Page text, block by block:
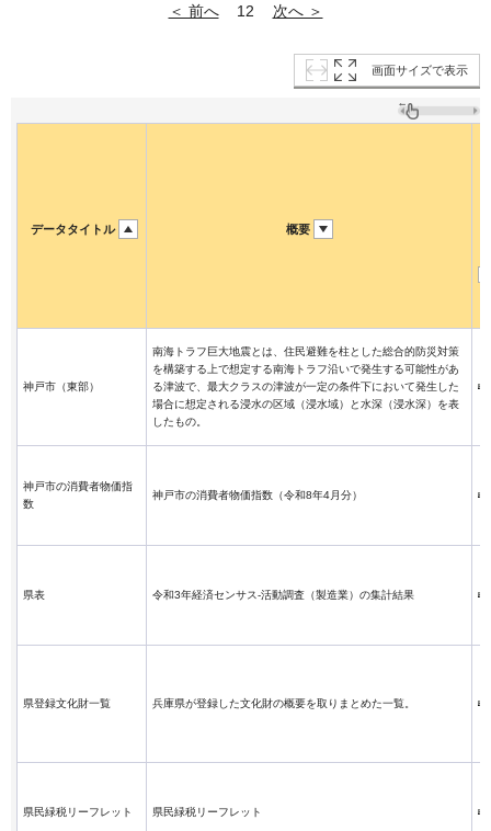
＜ 前へ 12 次へ ＞
画面サイズで表示
データタイトル 概要
神戸市（東部）
南海トラフ巨大地震とは、住民避難を柱とした総合的防災対策
を構築する上で想定する南海トラフ沿いで発生する可能性があ
る津波で、最大クラスの津波が一定の条件下において発生した
場合に想定される浸水の区域（浸水域）と水深（浸水深）を表
したもの。
神戸市の消費者物価指
数
神戸市の消費者物価指数（令和8年4月分）
県表 令和3年経済センサス-活動調査（製造業）の集計結果
県登録文化財一覧 兵庫県が登録した文化財の概要を取りまとめた一覧。
県民緑税リーフレット 県民緑税リーフレット